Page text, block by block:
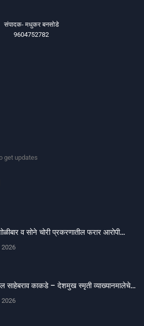
संपादक- मधुकर बनसोडे
9604752782
get updates
व सोने चोरी प्रकरणातील फरार आरोपी…
2026
साहेबराव काकडे – देशमुख स्मृती व्याख्यानमालेचे…
2026